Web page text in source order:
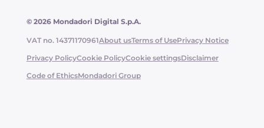
© 2026 Mondadori Digital S.p.A.
VAT no. 14371170961About usTerms of UsePrivacy Notice
Privacy PolicyCookie PolicyCookie settingsDisclaimer
Code of EthicsMondadori Group